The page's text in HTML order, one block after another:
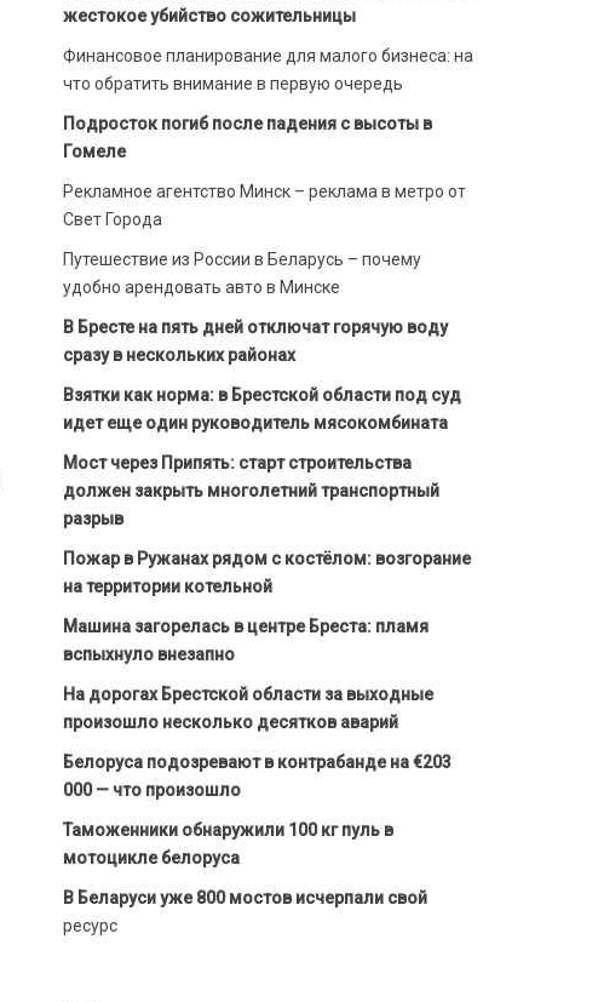
жестокое убийство сожительницы
Финансовое планирование для малого бизнеса: на
что обратить внимание в первую очередь
Подросток погиб после падения с высоты в
Гомеле
Рекламное агентство Минск – реклама в метро от
Свет Города
Путешествие из России в Беларусь – почему
удобно арендовать авто в Минске
В Бресте на пять дней отключат горячую воду
сразу в нескольких районах
Взятки как норма: в Брестской области под суд
идет еще один руководитель мясокомбината
Мост через Припять: старт строительства
должен закрыть многолетний транспортный
разрыв
Пожар в Ружанах рядом с костёлом: возгорание
на территории котельной
Машина загорелась в центре Бреста: пламя
вспыхнуло внезапно
На дорогах Брестской области за выходные
произошло несколько десятков аварий
Белоруса подозревают в контрабанде на €203
000 — что произошло
Таможенники обнаружили 100 кг пуль в
мотоцикле белоруса
В Беларуси уже 800 мостов исчерпали свой
ресурс